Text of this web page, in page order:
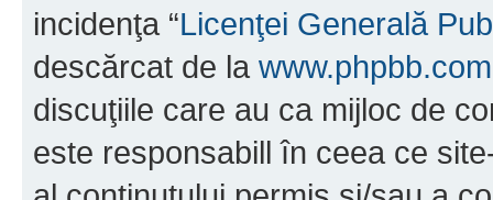
incidenţa “Licenţei Generală
descărcat de la www.phpbb.com
discuţiile care au ca mijloc de
este responsabill în ceea ce